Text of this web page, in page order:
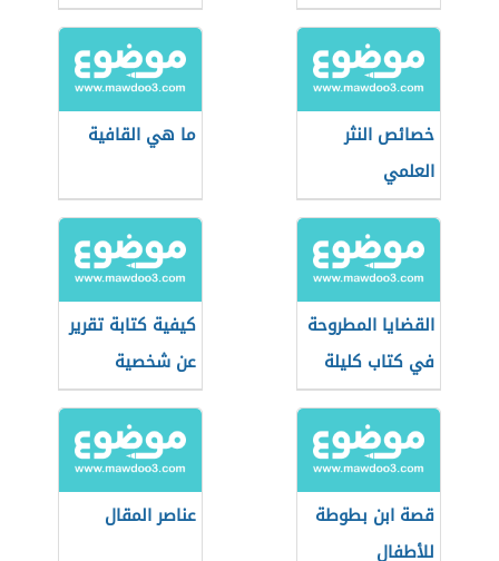
خصائص النثر
العلمي
ما هي القافية
القضايا المطروحة
في كتاب كليلة
ودمنة
كيفية كتابة تقرير
عن شخصية
قصة ابن بطوطة
للأطفال
عناصر المقال